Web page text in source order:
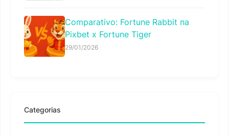
Comparativo: Fortune Rabbit na
Pixbet x Fortune Tiger
29/01/2026
Categorias